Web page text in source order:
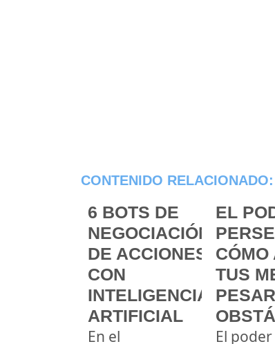
CONTENIDO RELACIONADO:
6 BOTS DE
NEGOCIACIÓN
DE ACCIONES
CON
INTELIGENCIA
ARTIFICIAL
En el
EL
TUS
El